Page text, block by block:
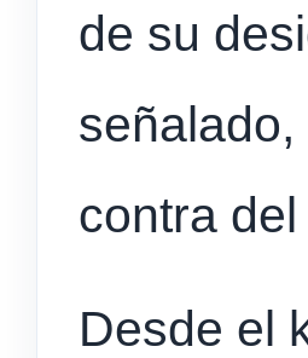
de su
contra
Desde el